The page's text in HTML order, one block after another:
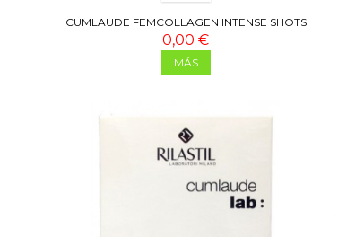
CUMLAUDE FEMCOLLAGEN INTENSE SHOTS
0,00 €
MÁS